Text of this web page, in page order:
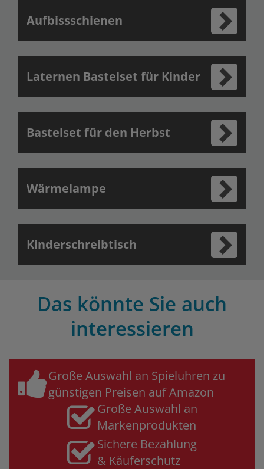
Aufbissschienen
Laternen Bastelset für Kinder
Bastelset für den Herbst
Wärmelampe
Kinderschreibtisch
Das könnte Sie auch
interessieren
Große Auswahl an Spieluhren zu
günstigen Preisen auf Amazon
Große Auswahl an
Markenprodukten
Sichere Bezahlung
& Käuferschutz